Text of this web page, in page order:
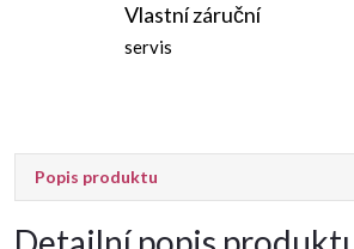
Vlastní záruční
servis
Popis produktu